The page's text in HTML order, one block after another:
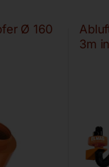
Ø 160
3m